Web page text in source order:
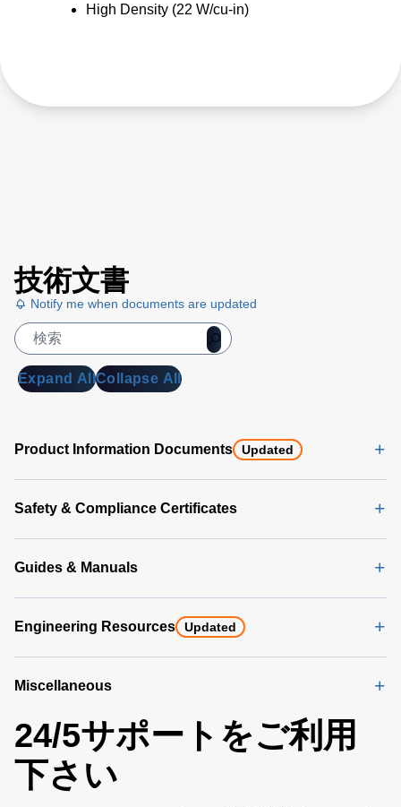
High Density (22 W/cu-in)
技術文書
Notify me when documents are updated
Expand AllCollapse All
Product Information Documents Updated
Safety & Compliance Certificates
Guides & Manuals
Engineering Resources Updated
Miscellaneous
24/5サポートをご利用
下さい